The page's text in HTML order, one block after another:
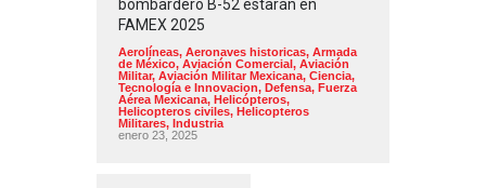
bombardero B-52 estarán en
FAMEX 2025
Aerolíneas, Aeronaves historicas, Armada
de México, Aviación Comercial, Aviación
Militar, Aviación Militar Mexicana, Ciencia,
Tecnología e Innovacion, Defensa, Fuerza
Aérea Mexicana, Helicópteros,
Helicopteros civiles, Helicopteros
Militares, Industria
enero 23, 2025